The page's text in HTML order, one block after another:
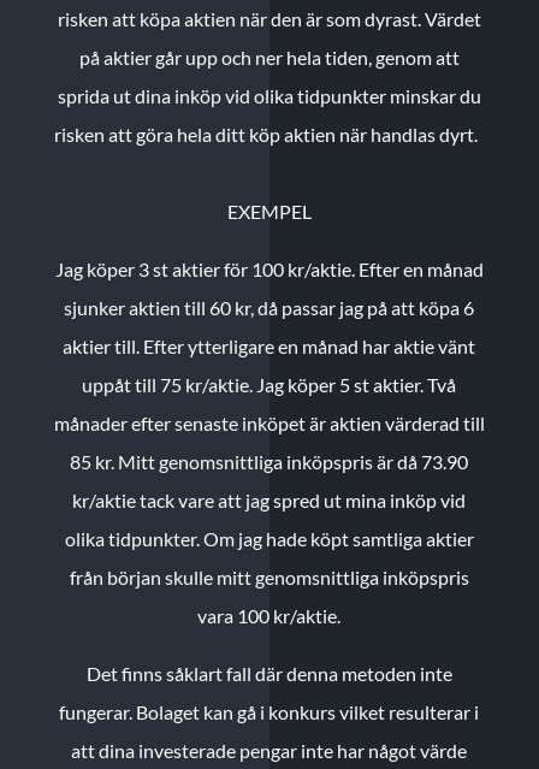
risken att köpa aktien när den är som dyrast. Värdet
på aktier går upp och ner hela tiden, genom att
sprida ut dina inköp vid olika tidpunkter minskar du
risken att göra hela ditt köp aktien när handlas dyrt.
EXEMPEL
Jag köper 3 st aktier för 100 kr/aktie. Efter en månad
sjunker aktien till 60 kr, då passar jag på att köpa 6
aktier till. Efter ytterligare en månad har aktie vänt
uppåt till 75 kr/aktie. Jag köper 5 st aktier.Två
månader efter senaste inköpet är aktien värderad till
85 kr. Mitt genomsnittliga inköpspris är då 73.90
kr/aktie tack vare att jag spred ut mina inköp vid
olika tidpunkter. Om jag hade köpt samtliga aktier
från början skulle mitt genomsnittliga inköpspris
vara 100 kr/aktie.
Det finns såklart fall där denna metoden inte
fungerar. Bolaget kan gå i konkurs vilket resulterar i
att dina investerade pengar inte har något värde